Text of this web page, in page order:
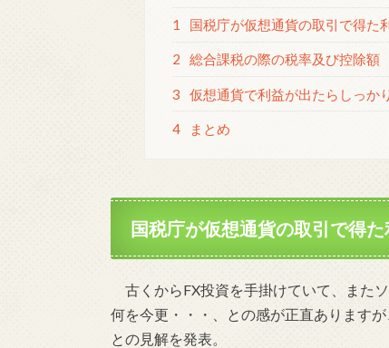
1 国税庁が仮想通貨の取引で得た
2 総合課税の際の税率及び控除額
3 仮想通貨で利益が出たらしっか
4 まとめ
国税庁が仮想通貨の取引で得
古くからFX投資を手掛けていて、また
何を今更・・・、との感が正直あります
との見解を発表。